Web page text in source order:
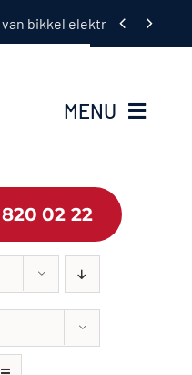
bikkel elektrische fietsen
 
MENU
02 22